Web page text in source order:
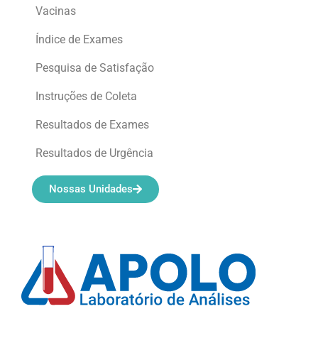
Vacinas
Índice de Exames
Pesquisa de Satisfação
Instruções de Coleta
Resultados de Exames
Resultados de Urgência
Nossas Unidades